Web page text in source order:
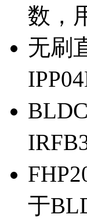
数，
无刷
于